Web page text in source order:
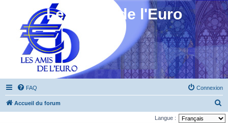
Les Amis de l'Euro
FAQ Connexion
Accueil du forum
e
Langue :